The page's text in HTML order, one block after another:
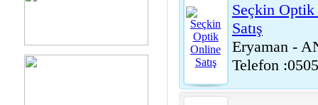
Seçkin
Satış
Eryaman -
Telefon